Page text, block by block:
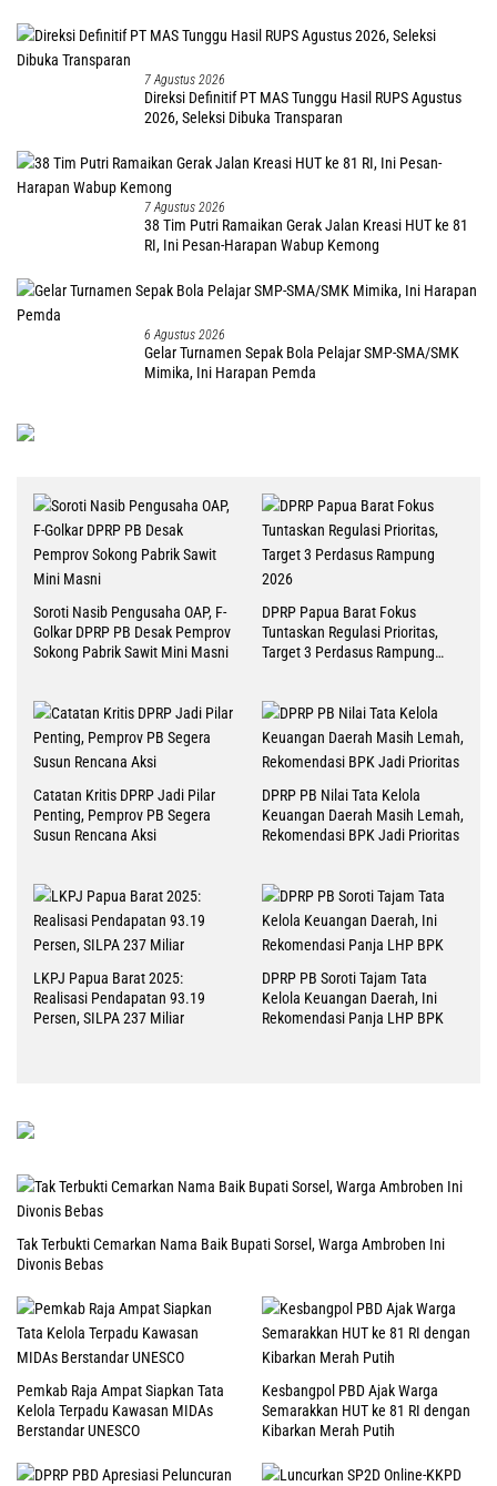
7 Agustus 2026
Direksi Definitif PT MAS Tunggu Hasil RUPS Agustus
2026, Seleksi Dibuka Transparan
7 Agustus 2026
38 Tim Putri Ramaikan Gerak Jalan Kreasi HUT ke 81
RI, Ini Pesan-Harapan Wabup Kemong
6 Agustus 2026
Gelar Turnamen Sepak Bola Pelajar SMP-SMA/SMK
Mimika, Ini Harapan Pemda
Soroti Nasib Pengusaha OAP, F-
Golkar DPRP PB Desak Pemprov
Sokong Pabrik Sawit Mini Masni
DPRP Papua Barat Fokus
Tuntaskan Regulasi Prioritas,
Target 3 Perdasus Rampung
Catatan Kritis DPRP Jadi Pilar
Penting, Pemprov PB Segera
Susun Rencana Aksi
DPRP PB Nilai Tata Kelola
Keuangan Daerah Masih Lemah,
Rekomendasi BPK Jadi Prioritas
LKPJ Papua Barat 2025:
Realisasi Pendapatan 93.19
Persen, SILPA 237 Miliar
DPRP PB Soroti Tajam Tata
Kelola Keuangan Daerah, Ini
Rekomendasi Panja LHP BPK
Tak Terbukti Cemarkan Nama Baik Bupati Sorsel, Warga Ambroben Ini
Divonis Bebas
Pemkab Raja Ampat Siapkan Tata
Kelola Terpadu Kawasan MIDAs
Berstandar UNESCO
Kesbangpol PBD Ajak Warga
Semarakkan HUT ke 81 RI dengan
Kibarkan Merah Putih